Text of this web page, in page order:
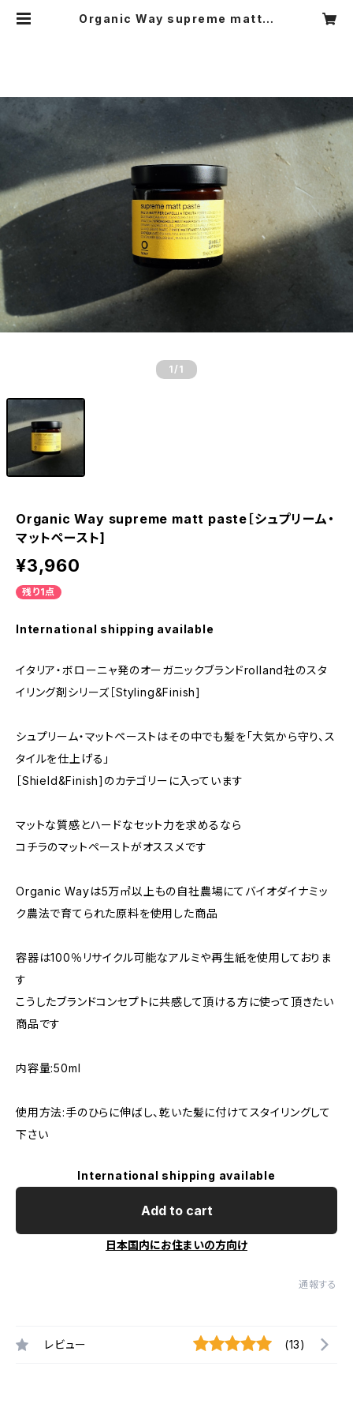
Organic Way supreme matt p
1 /1
Organic Way supreme matt paste［シュプリーム・
マットペースト]
¥3,960
残り1点
International shipping available
イタリア・ボローニャ発のオーガニックブランドrolland社のスタ
イリング剤シリーズ［Styling&Finish]
シュプリーム・マットペーストはその中でも髪を「大気から守り、ス
タイルを仕上げる」
［Shield&Finish]のカテゴリーに入っています
マットな質感とハードなセット力を求めるなら
コチラのマットペーストがオススメです
Organic Wayは5万㎡以上もの自社農場にてバイオダイナミッ
ク農法で育てられた原料を使用した商品
容器は100％リサイクル可能なアルミや再生紙を使用しておりま
す
こうしたブランドコンセプトに共感して頂ける方に使って頂きたい
商品です
内容量:50ml
使用方法:手のひらに伸ばし、乾いた髪に付けてスタイリングして
下さい
International shipping available
Add to cart
日本国内にお住まいの方向け
通報する
レビュー (13)